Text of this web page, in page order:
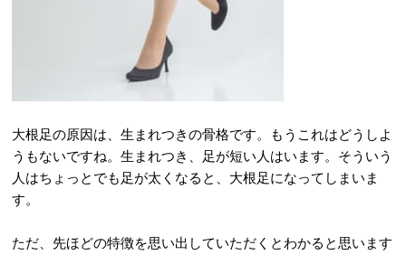
大根足の原因は、生まれつきの骨格です。もうこれはどうしよ
うもないですね。生まれつき、足が短い人はいます。そういう
人はちょっとでも足が太くなると、大根足になってしまいま
す。
ただ、先ほどの特徴を思い出していただくとわかると思います